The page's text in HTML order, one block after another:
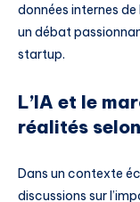
données internes
un débat
startup.
L’IA et le
réalités
Dans un contexte
discussions sur